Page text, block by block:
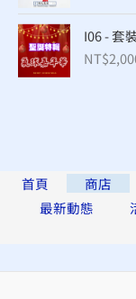
I06 - 套
NT$
首頁 商店
最新動態